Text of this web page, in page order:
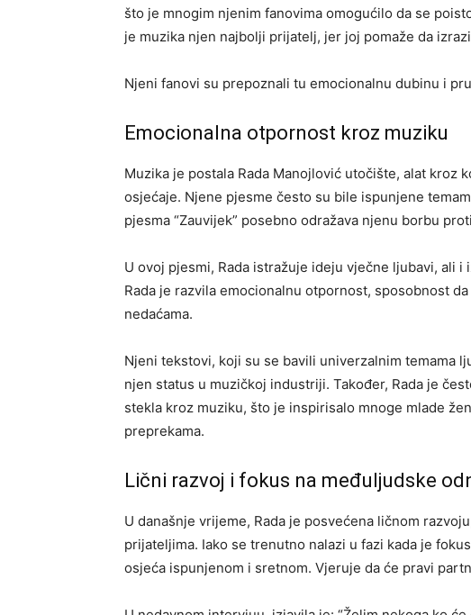
što je mnogim njenim fanovima omogućilo da se
je muzika njen najbolji prijatelj, jer joj pomaže da
Njeni fanovi su prepoznali tu emocionalnu dubinu i
Emocionalna otpornost kroz muziku
Muzika je postala Rada Manojlović utočište, alat kroz
osjećaje. Njene pjesme često su bile ispunjene
pjesma “Zauvijek” posebno odražava njenu borbu
U ovoj pjesmi, Rada istražuje ideju vječne ljubavi, ali
Rada je razvila emocionalnu otpornost, sposobnost
nedaćama.
Njeni tekstovi, koji su se bavili univerzalnim temama
njen status u muzičkoj industriji. Također, Rada je
stekla kroz muziku, što je inspirisalo mnoge mlade
preprekama.
Lični razvoj i fokus na međuljudske
U današnje vrijeme, Rada je posvećena ličnom
prijateljima. Iako se trenutno nalazi u fazi kada je
osjeća ispunjenom i sretnom. Vjeruje da će pravi